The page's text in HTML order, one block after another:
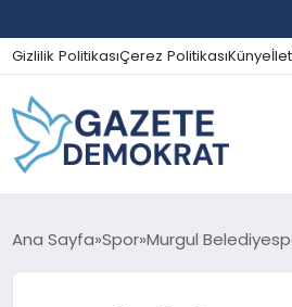
Gizlilik PolitikasıÇerez PolitikasıKünye
GÜNDEM
Ana Sayfa Spor Murgul